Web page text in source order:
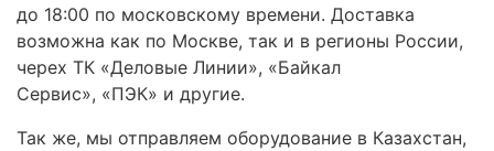
до 18:00 по московскому времени. Доставка
возможна как по Москве, так и в регионы России,
черех ТК «Деловые Линии», «Байкал
Сервис», «ПЭК» и другие.
Так же, мы отправляем оборудование в Казахстан,